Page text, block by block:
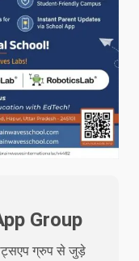
Group
ग्रुप से जुड़े